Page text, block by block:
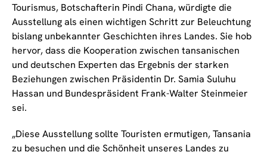
Tourismus, Botschafterin Pindi Chana, würdigte die
Ausstellung als einen wichtigen Schritt zur Beleuchtung
bislang unbekannter Geschichten ihres Landes. Sie hob
hervor, dass die Kooperation zwischen tansanischen
und deutschen Experten das Ergebnis der starken
Beziehungen zwischen Präsidentin Dr. Samia Suluhu
Hassan und Bundespräsident Frank-Walter Steinmeier
sei.
„Diese Ausstellung sollte Touristen ermutigen, Tansania
zu besuchen und die Schönheit unseres Landes zu